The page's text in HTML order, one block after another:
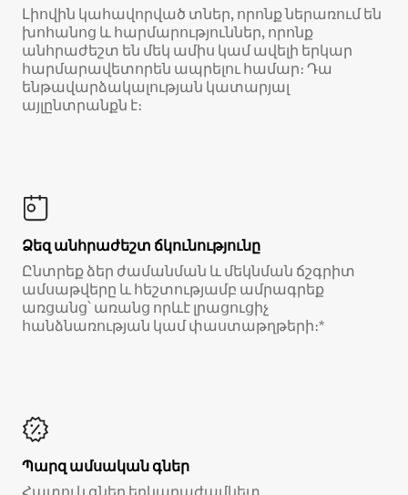
Լիովին կահավորված տներ, որոնք ներառում են
խոհանոց և հարմարություններ, որոնք
անհրաժեշտ են մեկ ամիս կամ ավելի երկար
հարմարավետորեն ապրելու համար։ Դա
ենթավարձակալության կատարյալ
այլընտրանքն է։
Ձեզ անհրաժեշտ ճկունությունը
Ընտրեք ձեր ժամանման և մեկնման ճշգրիտ
ամսաթվերը և հեշտությամբ ամրագրեք
առցանց՝ առանց որևէ լրացուցիչ
հանձնառության կամ փաստաթղթերի։*
Պարզ ամսական գներ